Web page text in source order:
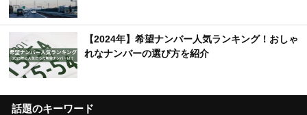
【2024年】希望ナンバー人気ランキング！おしゃ
れなナンバーの選び方を紹介
話題のキーワード